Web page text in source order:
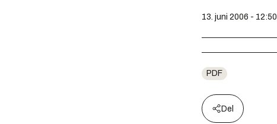
13. juni 2006 - 12:50
PDF
Del